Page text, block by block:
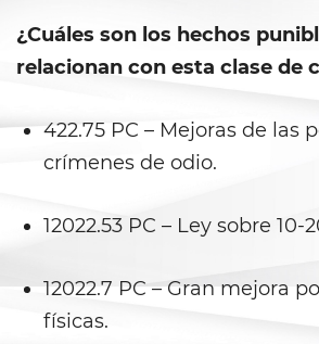
Burglary of a Safe or
Grand Theft
Grand Theft Auto
Petty Theft
¿Cuáles son los hechos
relacionan con esta clase de
422.75 PC – Mejoras de las
crímenes de odio.
12022.53 PC – Ley sobre
12022.7 PC – Gran mejora
físicas.